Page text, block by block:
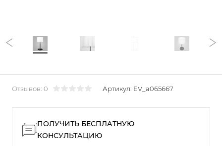
Отзывов: 0 Артикул: EV_a065667
ПОЛУЧИТЬ БЕСПЛАТНУЮ
КОНСУЛЬТАЦИЮ